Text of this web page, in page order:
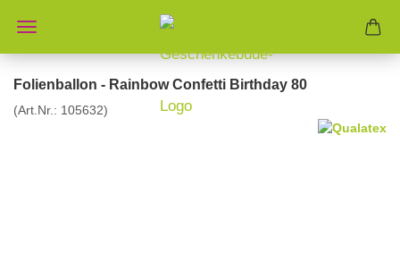
Folienballon - Rainbow Confetti Birthday 80
(Art.Nr.: 105632)